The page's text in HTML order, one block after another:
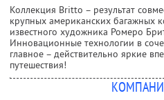
Коллекция Britto – результат
крупных американских багажных
известного художника Ромеро
Инновационные технологии в
главное – действительно яркие
путешествия!